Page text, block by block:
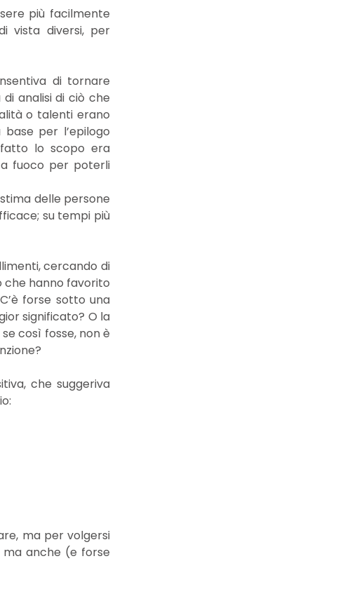
più facilmente
vista diversi, per
di tornare
analisi di ciò che
o talenti erano
per l’epilogo
fatto lo scopo era
fuoco per poterli
delle persone
su tempi più
cercando di
che hanno favorito
forse sotto una
significato? O la
così fosse, non è
che suggeriva
ma per volgersi
ma anche (e forse